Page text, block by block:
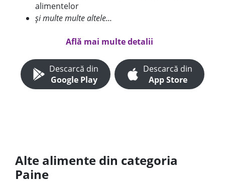
alimentelor
și multe multe altele...
Află mai multe detalii
Descarcă din
Google Play
Descarcă din
App Store
Alte alimente din categoria
Paine